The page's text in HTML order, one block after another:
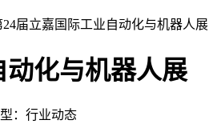
24届立嘉国际工业自动化与机器人展
动化与机器人展
： 行业动态